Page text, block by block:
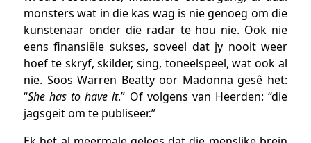
monsters wat in die kas wag is nie genoeg om die
kunstenaar onder die radar te hou nie. Ook nie
eens finansiële sukses, soveel dat jy nooit weer
hoef te skryf, skilder, sing, toneelspeel, wat ook al
nie. Soos Warren Beatty oor Madonna gesê het:
“She has to have it.” Of volgens van Heerden: “die
jagsgeit om te publiseer.”